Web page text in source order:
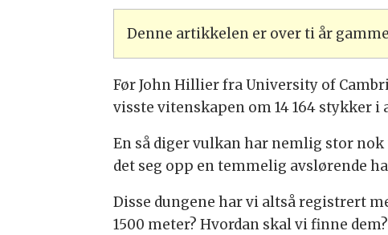
Denne artikkelen er over ti år
Før John Hillier fra University of
visste vitenskapen om 14 164 stykker
En så diger vulkan har nemlig stor
det seg opp en temmelig avslørende
Disse dungene har vi altså registrert
1500 meter? Hvordan skal vi finne dem?